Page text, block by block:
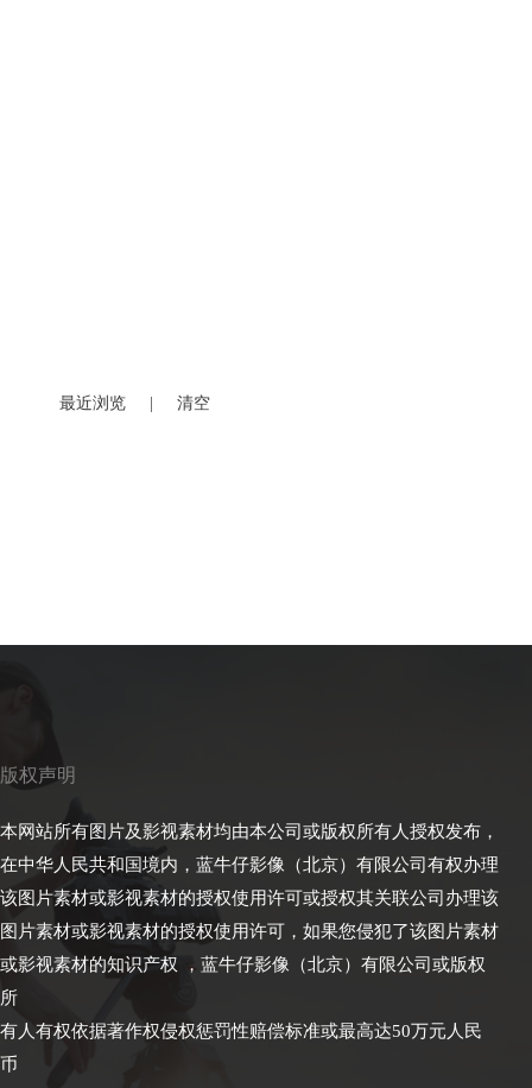
最近浏览 清空
版权声明
本网站所有图片及影视素材均由本公司或版权所有人授权发布，
在中华人民共和国境内，蓝牛仔影像（北京）有限公司有权办理
该图片素材或影视素材的授权使用许可或授权其关联公司办理该
图片素材或影视素材的授权使用许可，如果您侵犯了该图片素材
或影视素材的知识产权 ，蓝牛仔影像（北京）有限公司或版权
所
有人有权依据著作权侵权惩罚性赔偿标准或最高达50万元人民
币